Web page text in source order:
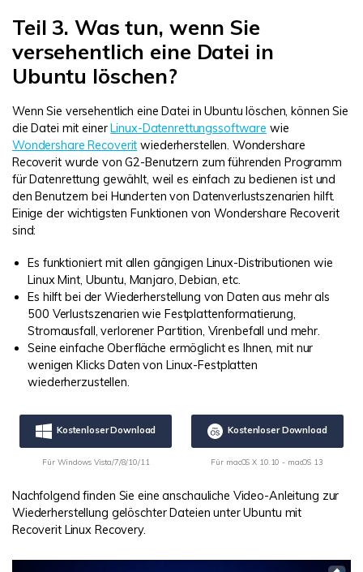
Teil 3. Was tun, wenn Sie
versehentlich eine Datei in
Ubuntu löschen?
Wenn Sie versehentlich eine Datei in Ubuntu löschen, können Sie
die Datei mit einerLinux-Datenrettungssoftware wie
Wondershare Recoverit wiederherstellen. Wondershare
Recoverit wurde von G2-Benutzern zum führenden Programm
für Datenrettung gewählt, weil es einfach zu bedienen ist und
den Benutzern bei Hunderten von Datenverlustszenarien hilft.
Einige der wichtigsten Funktionen von Wondershare Recoverit
sind:
Es funktioniert mit allen gängigen Linux-Distributionen wie
Linux Mint, Ubuntu, Manjaro, Debian, etc.
Es hilft bei der Wiederherstellung von Daten aus mehr als
500 Verlustszenarien wie Festplattenformatierung,
Stromausfall, verlorener Partition, Virenbefall und mehr.
Seine einfache Oberfläche ermöglicht es Ihnen, mit nur
wenigen Klicks Daten von Linux-Festplatten
wiederherzustellen.
Kostenloser Download
Für Windows Vista/7/8/10/11
Kostenloser Download
Für macOS X 10.10 - macOS 13
Nachfolgend finden Sie eine anschauliche Video-Anleitung zur
Wiederherstellung gelöschter Dateien unter Ubuntu mit
Recoverit Linux Recovery.